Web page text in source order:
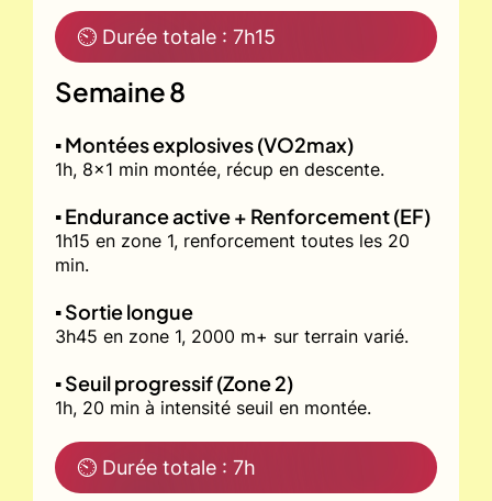
⏲ Durée totale : 7h15
Semaine 8
▪️ Montées explosives (VO2max)
1h, 8x1 min montée, récup en descente.
▪️ Endurance active + Renforcement (EF)
1h15 en zone 1, renforcement toutes les 20
min.
▪️ Sortie longue
3h45 en zone 1, 2000 m+ sur terrain varié.
▪️ Seuil progressif (Zone 2)
1h, 20 min à intensité seuil en montée.
⏲ Durée totale : 7h